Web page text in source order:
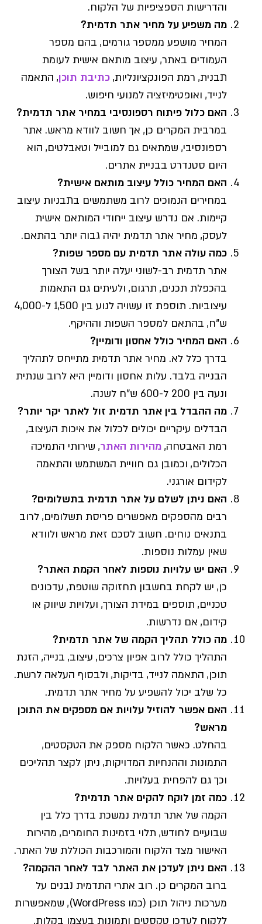
והדרישות הספציפיות של הלקוח.
מה משפיע על מחיר אתר תדמית?
המחיר מושפע ממספר גורמים, בהם מספר
העמודים באתר, עיצוב מותאם אישית לעומת
תבנית, רמת הפונקציונליות, כתיבת תוכן, התאמה
לנייד, ואופטימיזציה למנועי חיפוש.
האם כלול פיתוח רספונסיבי במחיר אתר תדמית?
במרבית המקרים כן, אך חשוב לוודא מראש. אתר
רספונסיבי, שמתאים גם למובייל וטאבלטים, הוא
היום סטנדרט בבניית אתרים.
האם המחיר כולל עיצוב מותאם אישית?
במחירים הנמוכים לרוב משתמשים בתבניות עיצוב
קיימות. אם נדרש עיצוב ייחודי המותאם אישית
לעסק, מחיר אתר תדמית יהיה גבוה יותר בהתאם.
כמה עולה אתר תדמית עם מספר שפות?
אתר תדמית רב-לשוני יעלה יותר בשל הצורך
בהכפלת תכנים, תרגום, ולעיתים גם התאמות
עיצוביות. תוספת זו עשויה לנוע בין 1,500 ל-4,000
ש"ח, בהתאם למספר השפות וההיקף.
האם המחיר כולל אחסון ודומיין?
בדרך כלל לא. מחיר אתר תדמית מתייחס לתהליך
הבנייה בלבד. עלות אחסון ודומיין היא לרוב שנתית
ונעה בין 200 ל-600 ש"ח לשנה.
מה ההבדל בין אתר תדמית זול לאתר יקר יותר?
הבדלים עיקריים יכולים לכלול את איכות העיצוב,
רמת האבטחה, מהירות האתר, שירותי התמיכה
הכלולים, וכמובן גם חוויית המשתמש והתאמה
לקידום אורגני.
האם ניתן לשלם על אתר תדמית בתשלומים?
רבים מהספקים מאפשרים פריסת תשלומים, לרוב
בתנאים נוחים. חשוב לסכם זאת מראש ולוודא
שאין עמלות נוספות.
האם יש עלויות נוספות לאחר הקמת האתר?
כן, יש לקחת בחשבון תחזוקה שוטפת, עדכונים
טכניים, תוספים במידת הצורך, ועלויות שיווק או
קידום, אם נדרשות.
מה כולל תהליך הקמה של אתר תדמית?
התהליך כולל לרוב אפיון צרכים, עיצוב, בנייה, הזנת
תוכן, התאמה לנייד, בדיקות, ולבסוף העלאה לרשת.
כל שלב יכול להשפיע על מחיר אתר תדמית.
האם אפשר להוזיל עלויות אם מספקים את התוכן
מראש?
בהחלט. כאשר הלקוח מספק את הטקסטים,
התמונות וההנחיות המדויקות, ניתן לקצר תהליכים
וכך גם להפחית בעלויות.
כמה זמן לוקח להקים אתר תדמית?
הקמה של אתר תדמית נמשכת בדרך כלל בין
שבועיים לחודש, תלוי בזמינות החומרים, מהירות
האישור מצד הלקוח והמורכבות הכוללת של האתר.
האם ניתן לעדכן את האתר לבד לאחר ההקמה?
ברוב המקרים כן. רוב אתרי התדמית נבנים על
מערכות ניהול תוכן (כמו WordPress), שמאפשרות
ללקוח לעדכן טקסטים ותמונות בעצמו בקלות.